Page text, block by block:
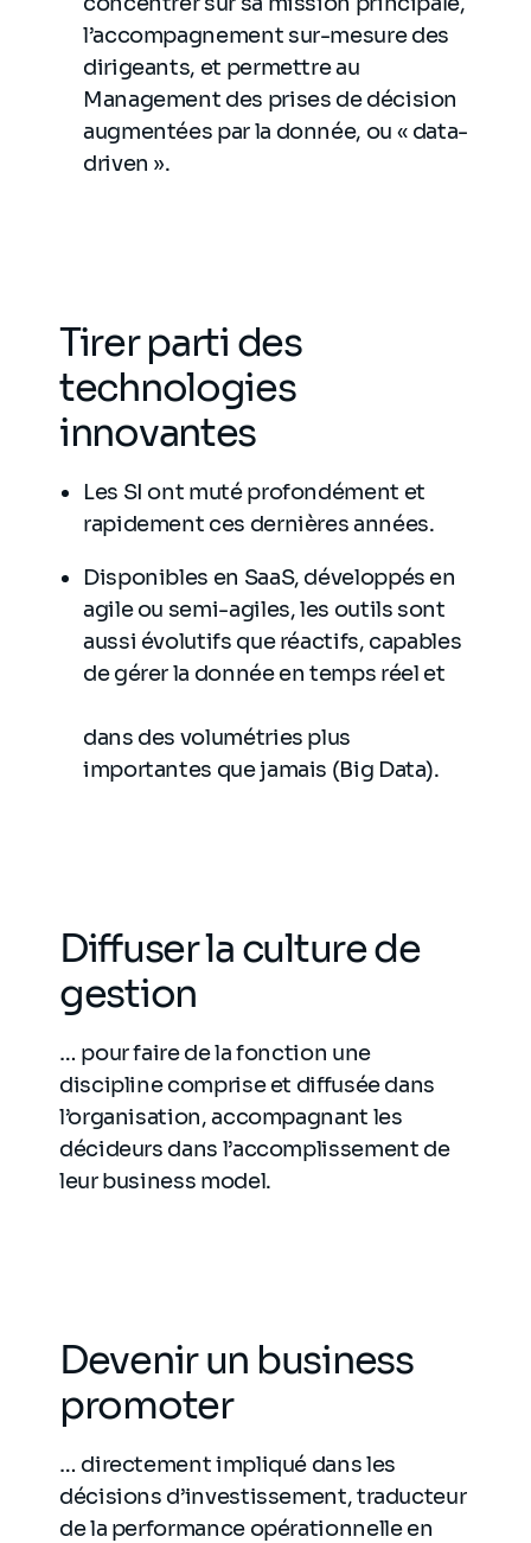
l’accompagnement sur-mesure des
dirigeants, et permettre au
Management des prises de décision
augmentées par la donnée, ou « data-
driven ».
Tirer parti des
technologies
innovantes
Les SI ont muté profondément et
rapidement ces dernières années.
Disponibles en SaaS, développés en
agile ou semi-agiles, les outils sont
aussi évolutifs que réactifs, capables
de gérer la donnée en temps réel et
dans des volumétries plus
importantes que jamais (Big Data).
Diffuser la culture de
gestion
… pour faire de la fonction une
discipline comprise et diffusée dans
l’organisation, accompagnant les
décideurs dans l’accomplissement de
leur business model.
Devenir un business
promoter
… directement impliqué dans les
décisions d’investissement, traducteur
de la performance opérationnelle en